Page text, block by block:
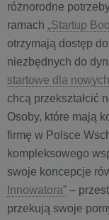
różnorodne
ramach „Startup
otrzymają dostęp
niezbędnych do
startowe dla
chcą przekształcić
Osoby, które mają
firmę w Polsce
kompleksowego
swoje koncepcje
Innowatora” –
przekują swoje